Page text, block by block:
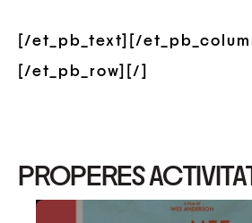
[/et_pb_text][/
[/et_pb_row][/]
PROPERES